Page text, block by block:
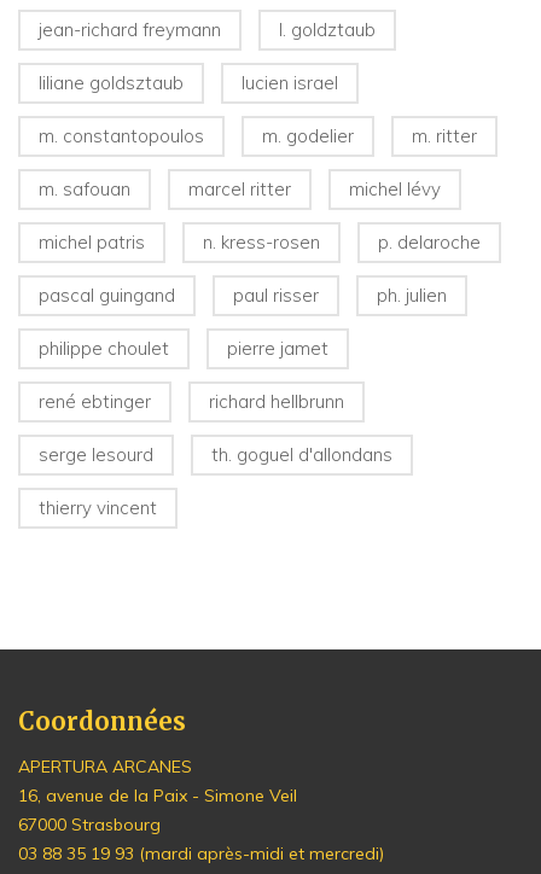
jean-richard freymann l. goldztaub
liliane goldsztaub lucien israel
m. constantopoulos m. godelier m. ritter
m. safouan marcel ritter michel lévy
michel patris n. kress-rosen p. delaroche
pascal guingand paul risser ph. julien
philippe choulet pierre jamet
rené ebtinger richard hellbrunn
serge lesourd th. goguel d'allondans
thierry vincent
Coordonnées
APERTURA ARCANES
16, avenue de la Paix - Simone Veil
67000 Strasbourg
03 88 35 19 93 (mardi après-midi et mercredi)